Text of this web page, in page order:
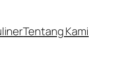
Tentang Kami